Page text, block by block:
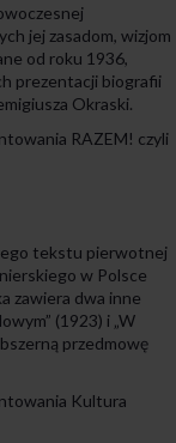
jej zasadom, wizjom
od roku 1936,
prezentacji biografii
Okraski.
RAZEM! czyli
tekstu pierwotnej
w Polsce
zawiera dwa inne
(1923) i „W
przedmowę
Kultura